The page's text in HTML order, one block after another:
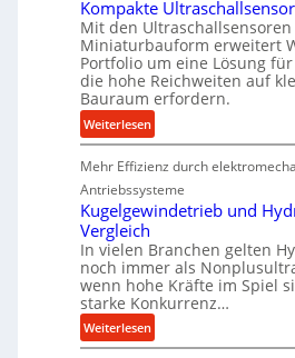
P
r
o
d
u
k
t
i
o
n
i
n
d
e
n
M
Kompakte
Mit den Ultraschallsensoren
Miniaturbauform erweitert
Portfolio um eine Lösung
die hohe Reichweiten auf
Bauraum erfordern.
Weiterlesen:
K
o
m
p
k
t
e
U
l
Mehr Effizienz durch
Antriebssysteme
Kugelgewindetrieb und
Vergleich
In vielen Branchen gelten
noch immer als
wenn hohe Kräfte im Spiel
starke Konkurrenz…
Weiterlesen:
K